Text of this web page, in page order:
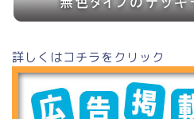
詳しくはコチラをクリック